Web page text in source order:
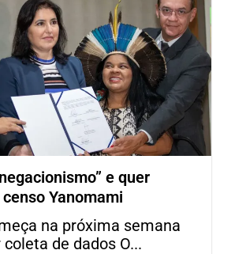
e quer
Yanomami
na próxima semana
de dados O...